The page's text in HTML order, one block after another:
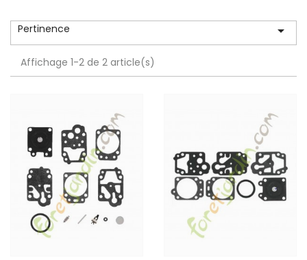
Pertinence 
Affichage 1-2 de 2 article(s)